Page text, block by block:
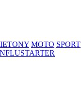
MOTO SPORT